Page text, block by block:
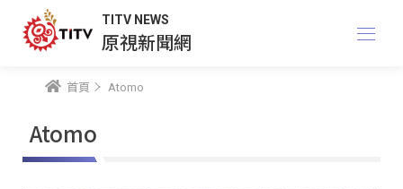
TITV NEWS
原視新聞網
首頁 Atomo
Atomo